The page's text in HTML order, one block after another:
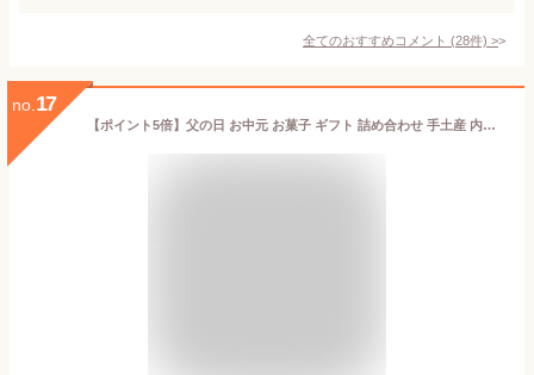
全てのおすすめコメント (28件) >
no. 17
【ポイント5倍】父の日 お中元 お菓子 ギフト 詰め合わせ 手土産 内祝い お返し お礼 個包装 焼き菓子 洋菓子 スイーツ プレゼント ギフト 送料無料 HFM-40N2 フィナンシェ・マドレーヌ詰合せ 2種 26個入